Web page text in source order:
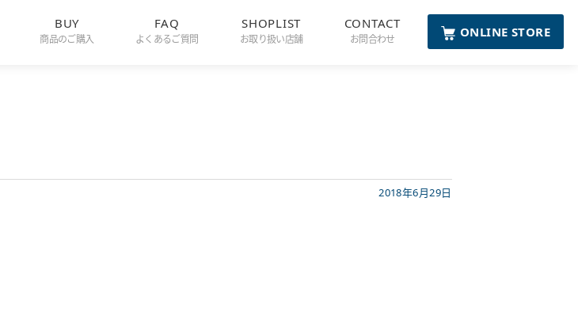
商品のご購入
BUY
よくあるご質問
FAQ
お取り扱い店舗
SHOPLIST
お問合わせ
CONTACT
ONLINE STORE
2018年6月29日